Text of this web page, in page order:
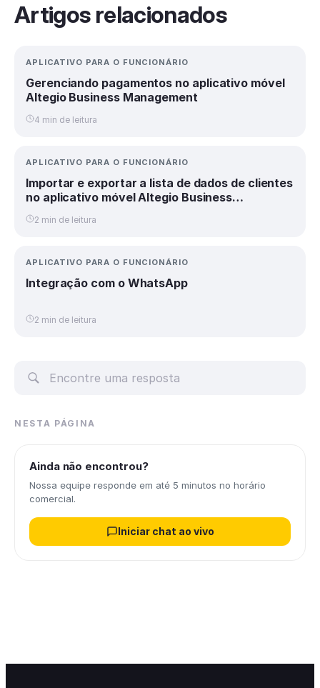
Artigos relacionados
APLICATIVO PARA O FUNCIONÁRIO
Gerenciando pagamentos no aplicativo móvel
Altegio Business Management
4 min de leitura
APLICATIVO PARA O FUNCIONÁRIO
Importar e exportar a lista de dados de clientes
no aplicativo móvel Altegio Business
Management
2 min de leitura
APLICATIVO PARA O FUNCIONÁRIO
Integração com o WhatsApp
2 min de leitura
NESTA PÁGINA
Ainda não encontrou?
Nossa equipe responde em até 5 minutos no horário
comercial.
Iniciar chat ao vivo